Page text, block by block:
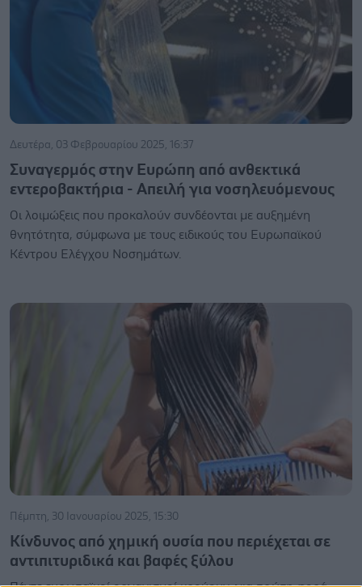
Δευτέρα, 03 Φεβρουαρίου 2025, 16:37
Συναγερμός στην Ευρώπη από ανθεκτικά
εντεροβακτήρια - Απειλή για νοσηλευόμενους
Οι λοιμώξεις που προκαλούν συνδέονται με αυξημένη
θνητότητα, σύμφωνα με τους ειδικούς του Ευρωπαϊκού
Κέντρου Ελέγχου Νοσημάτων.
Πέμπτη, 30 Ιανουαρίου 2025, 15:30
Κίνδυνος από χημική ουσία που περιέχεται σε
αντιπιτυριδικά και βαφές ξύλου